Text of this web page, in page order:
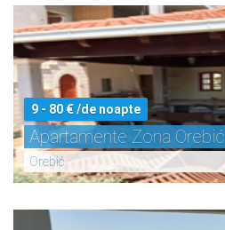
9 - 80 € /de noapte
Apartamente Zona Orebić
Orebić